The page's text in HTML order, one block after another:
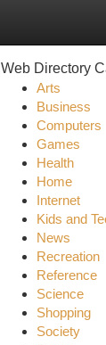
Web Directory
Arts
Business
Computers
Games
Health
Home
Internet
Kids and
News
Recreation
Reference
Science
Shopping
Society